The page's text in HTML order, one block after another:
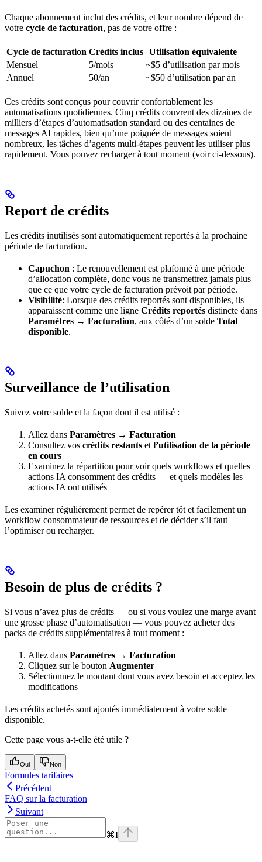
Chaque abonnement inclut des crédits, et leur nombre dépend de
votre cycle de facturation, pas de votre offre :
Cycle de facturation Crédits inclus Utilisation équivalente
Mensuel
5/mois
~$5 d’utilisation par mois
Annuel
50/an ~$50 d’utilisation par an
Ces crédits sont conçus pour couvrir confortablement les
automatisations quotidiennes. Cinq crédits couvrent des dizaines de
milliers d’étapes d’automatisation standard ou des centaines de
messages AI rapides, bien qu’une poignée de messages soient
nombreux, les tâches d’agents multi-étapes peuvent les utiliser plus
rapidement. Vous pouvez recharger à tout moment (voir ci-dessous).
Report de crédits
Les crédits inutilisés sont automatiquement reportés à la prochaine
période de facturation.
Capuchon : Le renouvellement est plafonné à une période
d’allocation complète, donc vous ne transmettrez jamais plus
que ce que votre cycle de facturation prévoit par période.
Visibilité: Lorsque des crédits reportés sont disponibles, ils
apparaissent comme une ligne Crédits reportés distincte dans
Paramètres → Facturation, aux côtés d’un solde Total
disponible.
Surveillance de l’utilisation
Suivez votre solde et la façon dont il est utilisé :
Allez dans Paramètres → Facturation
Consultez vos crédits restants etl’utilisation de la période
en cours
Examinez la répartition pour voir quels workflows et quelles
actions IA consomment des crédits — et quels modèles les
actions IA ont utilisés
Les examiner régulièrement permet de repérer tôt et facilement un
workflow consommateur de ressources et de décider s’il faut
l’optimiser ou recharger.
Besoin de plus de crédits ?
Si vous n’avez plus de crédits — ou si vous voulez une marge avant
une grosse phase d’automatisation — vous pouvez acheter des
packs de crédits supplémentaires à tout moment :
Allez dans Paramètres → Facturation
Cliquez sur le bouton Augmenter
Sélectionnez le montant dont vous avez besoin et acceptez les
modifications
Les crédits achetés sont ajoutés immédiatement à votre solde
disponible.
Cette page vous a-t-elle été utile ?
Oui Non
Formules tarifaires
Précédent
FAQ sur la facturation
Suivant
⌘I